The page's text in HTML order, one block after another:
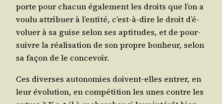
porte pour cha­cun éga­le­ment les droits que l’on a
vou­lu attri­buer à l’en­ti­té, c’est-à-dire le droit d’é­
vo­luer à sa guise selon ses apti­tudes, et de pour­
suivre la réa­li­sa­tion de son propre bon­heur, selon
sa façon de le concevoir.
Ces diverses auto­no­mies doivent-elles entrer, en
leur évo­lu­tion, en com­pé­ti­tion les unes contre les